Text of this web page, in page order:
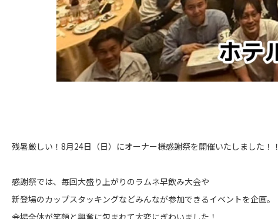
残暑厳しい！8月24日（日）にオーナー様感謝祭を開催いたしました！！
感謝祭では、毎回大盛り上がりのラムネ早飲み大会や
新登場のカップスタッキングなどみんなが参加できるイベントを企画。